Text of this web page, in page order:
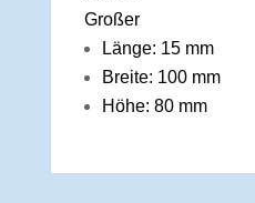
Großer
Länge: 15 mm
Breite: 100 mm
Höhe: 80 mm